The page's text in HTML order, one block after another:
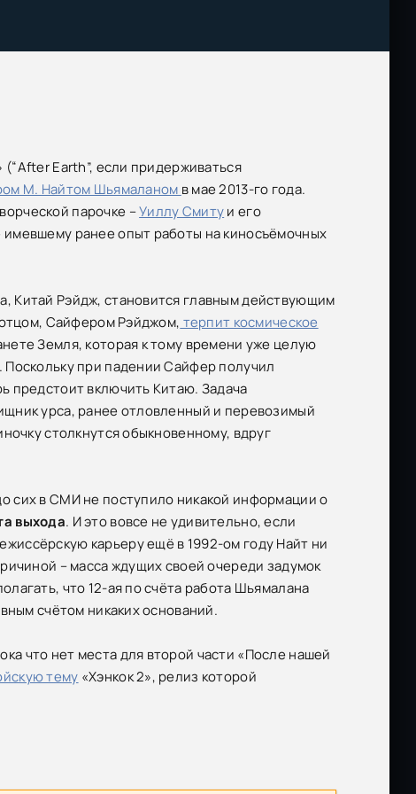
(“After Earth”, если придерживаться
М. Найтом Шьямаланом в мае 2013-го года.
парочке –Уиллу Смитуи его
имевшему ранее опыт работы на киносъёмочных
Рэйдж, становится главным действующим
Сайфером Рэйджом, терпит космическое
Земля, которая к тому времени уже целую
при падении Сайфер получил
предстоит включить Китаю. Задача
урса, ранее отловленный и перевозимый
столкнутся обыкновенному, вдруг
сих в СМИ не поступило никакой информации о
выхода. И это вовсе не удивительно, если
карьеру ещё в 1992-ом году Найт ни
– масса ждущих своей очереди задумок
что 12-ая по счёта работа Шьямалана
счётом никаких оснований.
что нет места для второй части «После нашей
тему «Хэнкок 2», релиз которой